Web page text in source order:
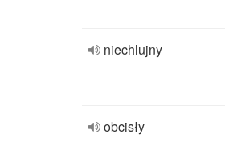
niechlujny
obcisły